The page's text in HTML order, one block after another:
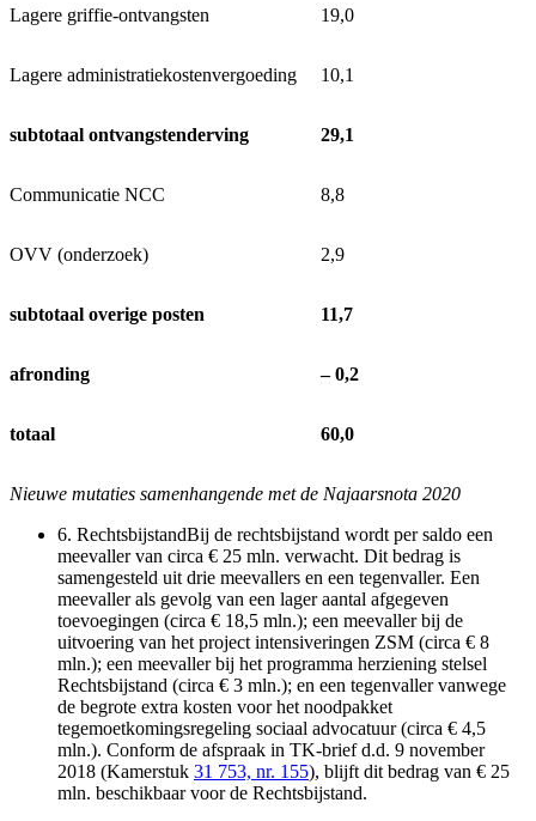
Lagere griffie-ontvangsten 19,0
Lagere administratiekostenvergoeding 10,1
subtotaal ontvangstenderving 29,1
Communicatie NCC 8,8
OVV (onderzoek) 2,9
subtotaal overige posten 11,7
afronding ‒ 0,2
totaal 60,0
Nieuwe mutaties samenhangende met de Najaarsnota 2020
6. RechtsbijstandBij de rechtsbijstand wordt per saldo een
meevaller van circa € 25 mln. verwacht. Dit bedrag is
samengesteld uit drie meevallers en een tegenvaller. Een
meevaller als gevolg van een lager aantal afgegeven
toevoegingen (circa € 18,5 mln.); een meevaller bij de
uitvoering van het project intensiveringen ZSM (circa € 8
mln.); een meevaller bij het programma herziening stelsel
Rechtsbijstand (circa € 3 mln.); en een tegenvaller vanwege
de begrote extra kosten voor het noodpakket
tegemoetkomingsregeling sociaal advocatuur (circa € 4,5
mln.). Conform de afspraak in TK-brief d.d. 9 november
2018 (Kamerstuk 31 753, nr. 155), blijft dit bedrag van € 25
mln. beschikbaar voor de Rechtsbijstand.